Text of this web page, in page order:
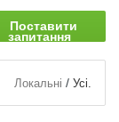
Поставити
запитання
Локальні / Усі.